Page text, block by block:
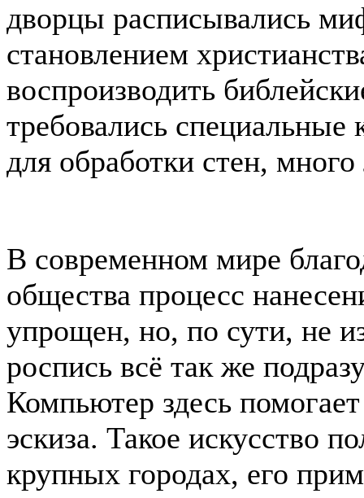
дворцы расписывались
становлением
воспроизводить
требовались
для обработки стен,
В современном мире
общества процесс
упрощен, но, по сути, не
роспись всё так же
Компьютер здесь
эскиза. Такое искусство
крупных городах, его